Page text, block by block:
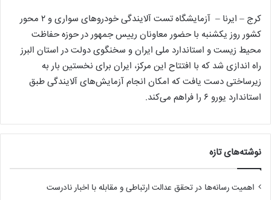
کرج – ایرنا – آزمایشگاه تست آلایندگی خودروهای سواری و ۲ محور
کشور روز یکشنبه با حضور معاونان رییس جمهور در حوزه حفاظت
محیط زیست و استاندارد ملی ایران و سخنگوی دولت در استان البرز
راه اندازی شد که با افتتاح این مرکز، ایران برای نخستین بار به
زیرساختی دست یافت که امکان انجام آزمایش‌های آلایندگی طبق
استاندارد یورو ۶ را فراهم می‌کند.
نوشته‌های تازه
اهمیت رسانه‌ها در تحقق عدالت ارتباطی و مقابله با اخبار نادرست